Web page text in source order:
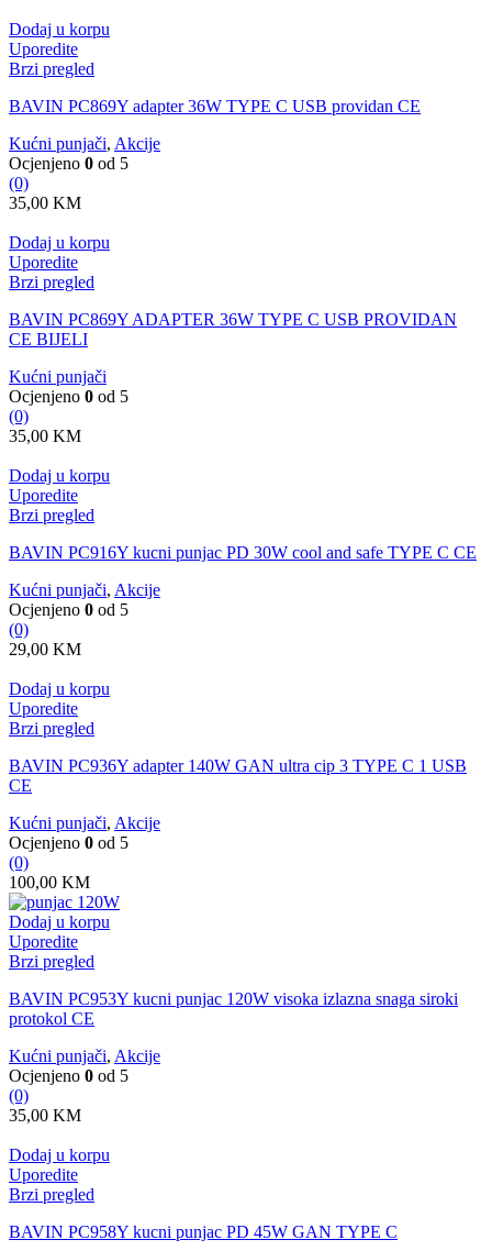
Dodaj u korpu
Uporedite
Brzi pregled
BAVIN PC869Y adapter 36W TYPE C USB providan CE
Kućni punjači, Akcije
Ocjenjeno 0 od 5
(0)
35,00 KM
Dodaj u korpu
Uporedite
Brzi pregled
BAVIN PC869Y ADAPTER 36W TYPE C USB PROVIDAN
CE BIJELI
Kućni punjači
Ocjenjeno 0 od 5
(0)
35,00 KM
Dodaj u korpu
Uporedite
Brzi pregled
BAVIN PC916Y kucni punjac PD 30W cool and safe TYPE C CE
Kućni punjači, Akcije
Ocjenjeno 0 od 5
(0)
29,00 KM
Dodaj u korpu
Uporedite
Brzi pregled
BAVIN PC936Y adapter 140W GAN ultra cip 3 TYPE C 1 USB
CE
Kućni punjači, Akcije
Ocjenjeno 0 od 5
(0)
100,00 KM
Dodaj u korpu
Uporedite
Brzi pregled
BAVIN PC953Y kucni punjac 120W visoka izlazna snaga siroki
protokol CE
Kućni punjači, Akcije
Ocjenjeno 0 od 5
(0)
35,00 KM
Dodaj u korpu
Uporedite
Brzi pregled
BAVIN PC958Y kucni punjac PD 45W GAN TYPE C